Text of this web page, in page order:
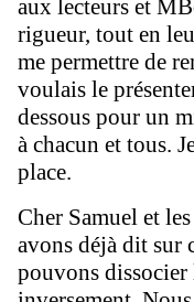
aux lecteurs et
rigueur, tout en
me permettre de
voulais le
dessous pour un
à chacun et tous.
place.
Cher Samuel et
avons déjà dit sur
pouvons